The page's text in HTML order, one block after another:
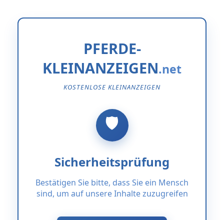
PFERDE-
KLEINANZEIGEN
KOSTENLOSE KLEINANZEIGEN
Sicherheitsprüfung
Bestätigen Sie bitte, dass Sie ein Mensch
sind, um auf unsere Inhalte zuzugreifen